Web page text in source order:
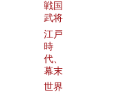
戦国
武将
江戸
時
代、
幕末
世界